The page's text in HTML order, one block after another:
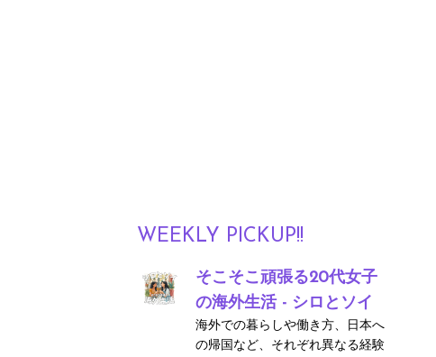
WEEKLY PICKUP!!
そこそこ頑張る20代女子
の海外生活 - シロとソイ
海外での暮らしや働き方、日本へ
の帰国など、それぞれ異なる経験